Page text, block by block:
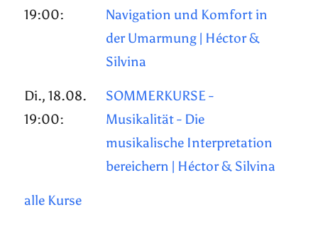
19:00:
Navigation und Komfort in
der Umarmung | Héctor &
Silvina
Di., 18.08.
19:00:
SOMMERKURSE -
Musikalität - Die
musikalische Interpretation
bereichern | Héctor & Silvina
alle Kurse